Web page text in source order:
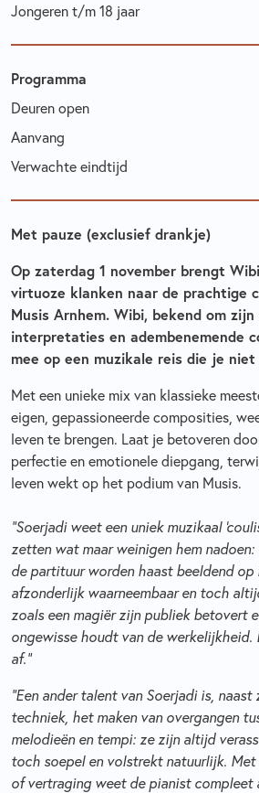
Op zaterdag 1 november brengt
virtuoze klanken naar de prachtige
Musis Arnhem. Wibi, bekend om
interpretaties en adembenemende
mee op een muzikale reis die je niet
Met een unieke mix van klassieke
eigen, gepassioneerde composities,
leven te brengen. Laat je betoveren
perfectie en emotionele diepgang,
leven wekt op het podium van Musis.
“Soerjadi weet een uniek muzikaal
zetten wat maar weinigen hem
de partituur worden haast beeldend op
afzonderlijk waarneembaar en toch
zoals een magiër zijn publiek betovert
ongewisse houdt van de werkelijkheid.
af.”
“Een ander talent van Soerjadi is,
techniek, het maken van overgangen
melodieën en tempi: ze zijn altijd
toch soepel en volstrekt natuurlijk. Met
of vertraging weet de pianist compleet
Jongeren t/m 18 jaar
Programma
Deuren open
Aanvang
Verwachte eindtijd
Met pauze (exclusief drankje)